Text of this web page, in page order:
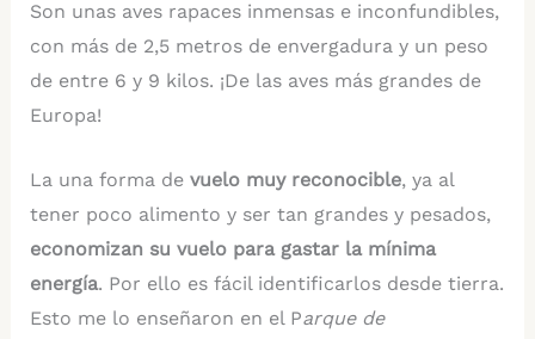
Son unas aves rapaces inmensas e inconfundibles,
con más de 2,5 metros de envergadura y un peso
de entre 6 y 9 kilos. ¡De las aves más grandes de
Europa!
La una forma de vuelo muy reconocible, ya al
tener poco alimento y ser tan grandes y pesados,
economizan su vuelo para gastar la mínima
energía. Por ello es fácil identificarlos desde tierra.
Esto me lo enseñaron en el Parque de